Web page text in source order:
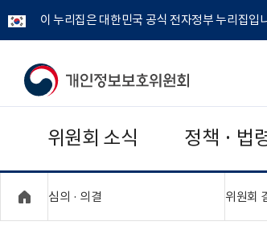
이 누리집은 대한민국 공식 전자정부 누리집입
개
보
보
위원회 소식 정책 · 법
심의 · 의결 위원회